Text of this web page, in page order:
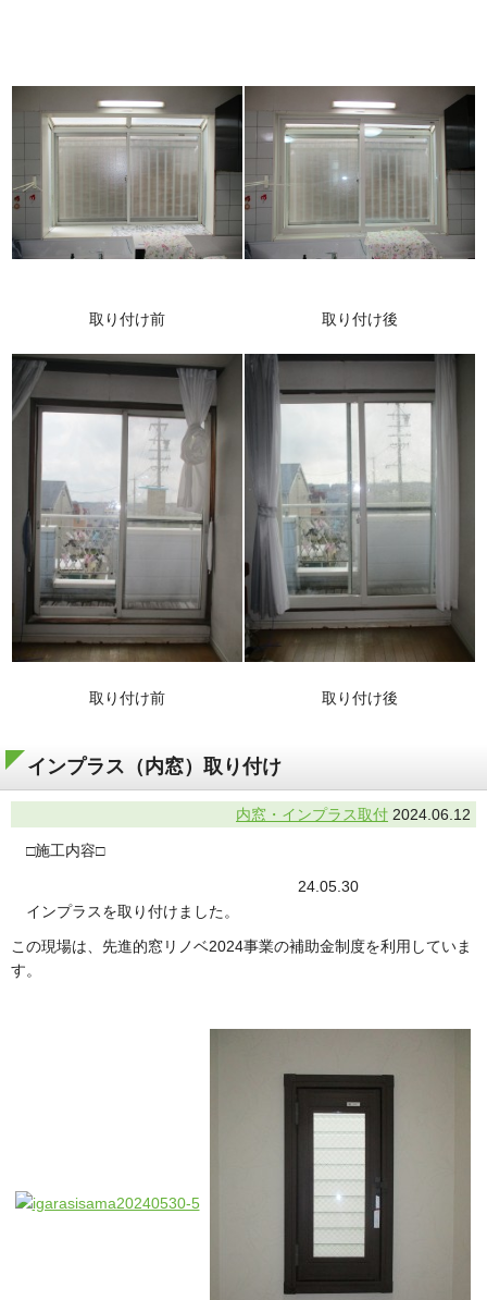
取り付け前 取り付け後
取り付け前 取り付け後
インプラス（内窓）取り付け
内窓・インプラス取付 2024.06.12
□施工内容□
24.05.30
インプラスを取り付けました。
この現場は、先進的窓リノベ2024事業の補助金制度を利用していま
す。